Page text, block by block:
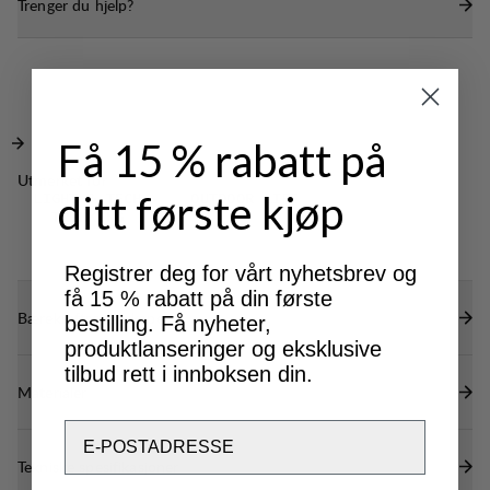
Smart mønsterkonstruksjon gir bevegelsesfrihet.
DWR-behandling (100% PFAS-fri) for å avvise
Trenger du hjelp?
Utmerket for
LIGHT & TECH
TREKKING
OUTDOOR LIFE
Bærekraftsegenskaper
Materialer
Tekniske spesifikasjoner
Få 15 % rabatt på
ditt første kjøp
Registrer deg for vårt nyhetsbrev og
få 15 % rabatt på din første
bestilling. Få nyheter,
produktlanseringer og eksklusive
tilbud rett i innboksen din.